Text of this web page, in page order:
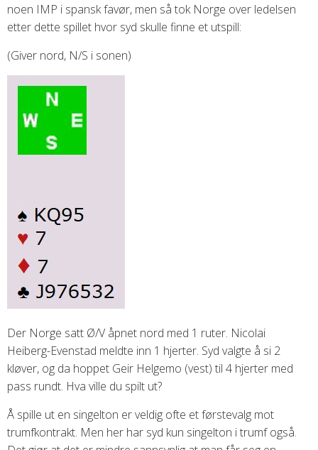
noen IMP i spansk favør, men så tok Norge over ledelsen
etter dette spillet hvor syd skulle finne et utspill:
(Giver nord, N/S i sonen)
Der Norge satt Ø/V åpnet nord med 1 ruter. Nicolai
Heiberg-Evenstad meldte inn 1 hjerter. Syd valgte å si 2
kløver, og da hoppet Geir Helgemo (vest) til 4 hjerter med
pass rundt. Hva ville du spilt ut?
Å spille ut en singelton er veldig ofte et førstevalg mot
trumfkontrakt. Men her har syd kun singelton i trumf også.